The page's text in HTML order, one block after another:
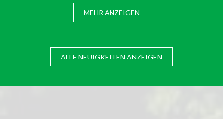
MEHR ANZEIGEN
ALLE NEUIGKEITEN ANZEIGEN